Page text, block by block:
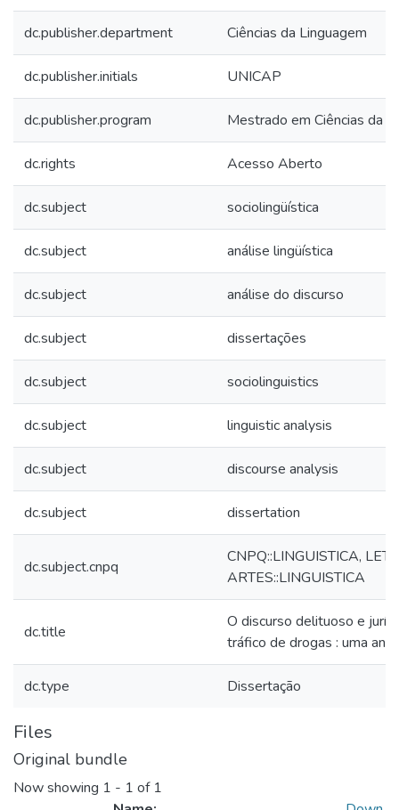
dc.publisher.department Ciências da Linguagem
dc.publisher.initials UNICAP
dc.publisher.program Mestrado em Ciências da
dc.rights Acesso Aberto
dc.subject sociolingüística
dc.subject análise lingüística
dc.subject análise do discurso
dc.subject dissertações
dc.subject sociolinguistics
dc.subject linguistic analysis
dc.subject discourse analysis
dc.subject dissertation
dc.subject.cnpq
CNPQ::LINGUISTICA,
ARTES::LINGUISTICA
dc.title
O discurso delituoso e
tráfico de drogas : uma
dc.type Dissertação
Files
Original bundle
Now showing 1 - 1 of 1